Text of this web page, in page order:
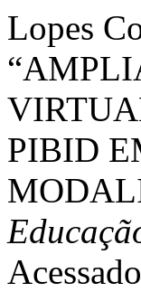
Lopes
PIBID